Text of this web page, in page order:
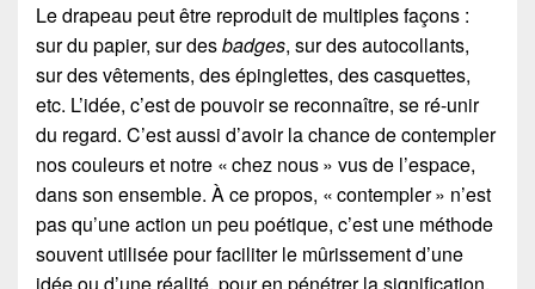
Le drapeau peut être reproduit de multiples façons :
sur du papier, sur desbadges, sur des autocollants,
sur des vêtements, des épinglettes, des casquettes,
etc. L’idée, c’est de pouvoir se reconnaître, se ré-unir
du regard. C’est aussi d’avoir la chance de contempler
nos couleurs et notre « chez nous » vus de l’espace,
dans son ensemble. À ce propos, « contempler » n’est
pas qu’une action un peu poétique, c’est une méthode
souvent utilisée pour faciliter le mûrissement d’une